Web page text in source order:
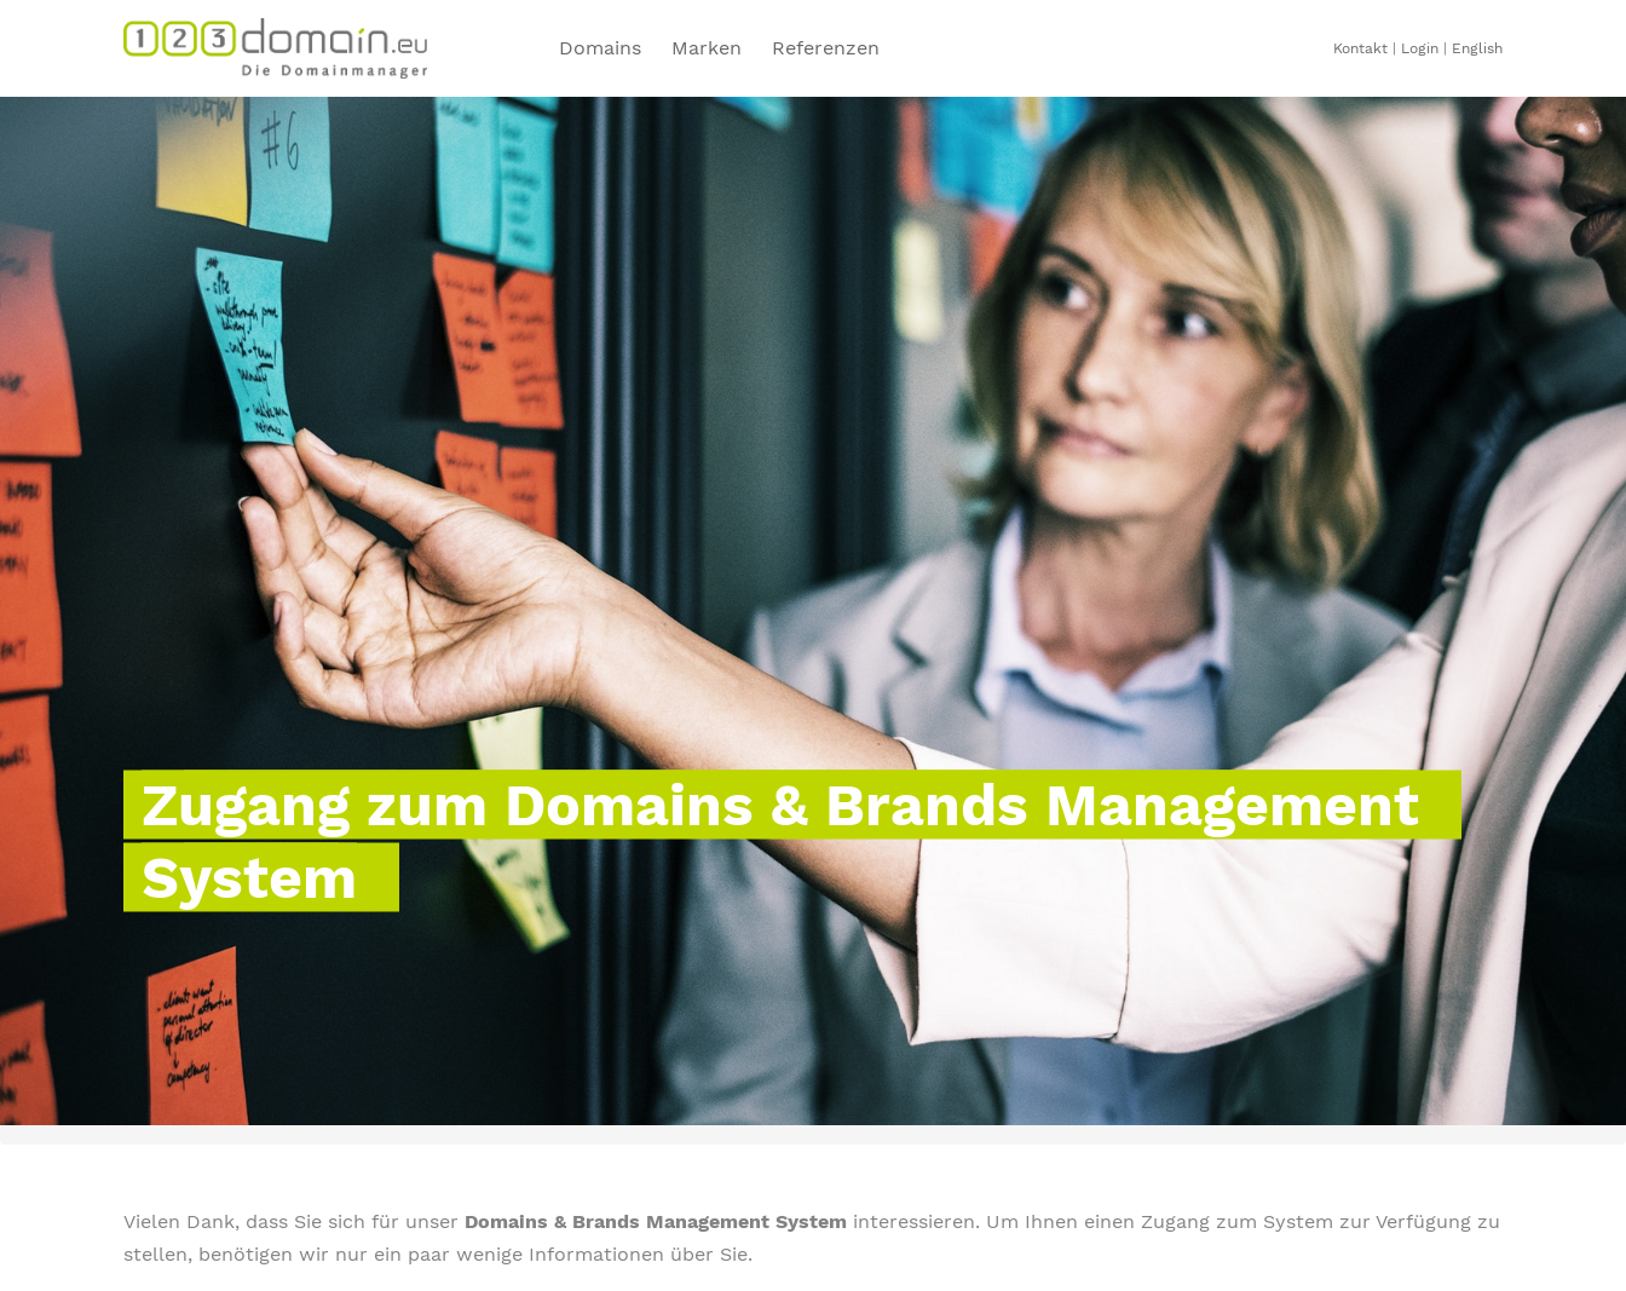
Domains Marken Referenzen Kontakt Login English
Zugang zum Domains & Brands Management
System
Vielen Dank, dass Sie sich für unser Domains & Brands Management System interessieren. Um Ihnen einen Zugang zum System zur Verfügung zu
stellen, benötigen wir nur ein paar wenige Informationen über Sie.